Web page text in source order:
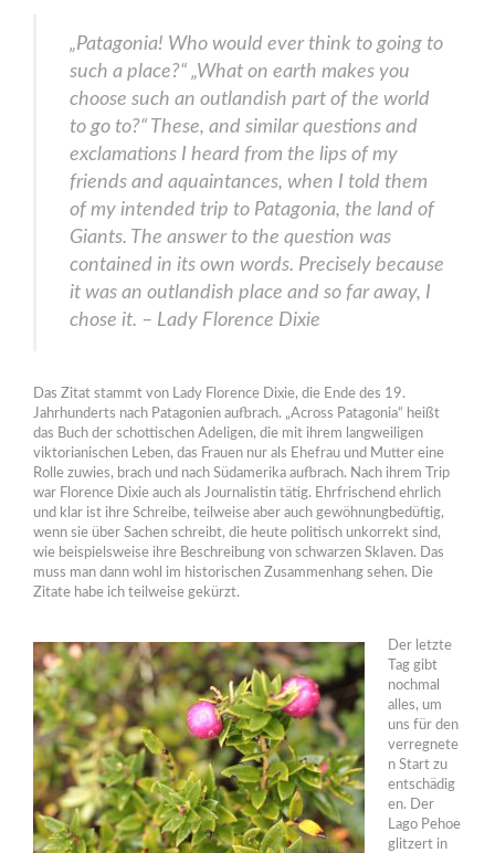
„Patagonia! Who would ever think to going to
such a place?“ „What on earth makes you
choose such an outlandish part of the world
to go to?“ These, and similar questions and
exclamations I heard from the lips of my
friends and aquaintances, when I told them
of my intended trip to Patagonia, the land of
Giants. The answer to the question was
contained in its own words. Precisely because
it was an outlandish place and so far away, I
chose it. – Lady Florence Dixie
Das Zitat stammt von Lady Florence Dixie, die Ende des 19.
Jahrhunderts nach Patagonien aufbrach. „Across Patagonia“ heißt
das Buch der schottischen Adeligen, die mit ihrem langweiligen
viktorianischen Leben, das Frauen nur als Ehefrau und Mutter eine
Rolle zuwies, brach und nach Südamerika aufbrach. Nach ihrem Trip
war Florence Dixie auch als Journalistin tätig. Ehrfrischend ehrlich
und klar ist ihre Schreibe, teilweise aber auch gewöhnungbedüftig,
wenn sie über Sachen schreibt, die heute politisch unkorrekt sind,
wie beispielsweise ihre Beschreibung von schwarzen Sklaven. Das
muss man dann wohl im historischen Zusammenhang sehen. Die
Zitate habe ich teilweise gekürzt.
Der letzte
Tag gibt
nochmal
alles, um
uns für den
verregnete
n Start zu
entschädig
en. Der
Lago Pehoe
glitzert in